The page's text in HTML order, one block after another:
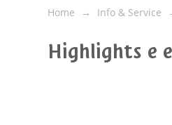
Home Info & Service
Highlights e